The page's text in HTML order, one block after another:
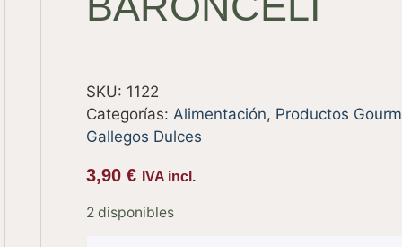
SKU: 1122
Categorías: Alimentación, Productos
Gallegos Dulces
3,90 € IVA incl.
2 disponibles